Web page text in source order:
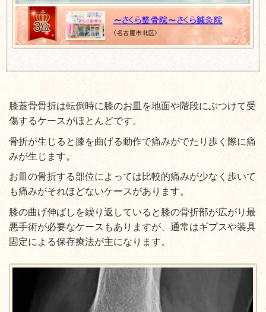
膝蓋骨骨折は転倒時に膝のお皿を地面や階段にぶつけて受
傷するケースがほとんどです。
骨折が生じると膝を曲げる動作で痛みがでたり歩く際に痛
みが生じます。
お皿の骨折する部位によっては比較的痛みが少なく歩いて
も痛みがそれほどないケースがあります。
膝の曲げ伸ばしを繰り返していると膝の骨折部が広がり最
悪手術が必要なケースもありますが、通常はギプスや装具
固定による保存療法が主になります。